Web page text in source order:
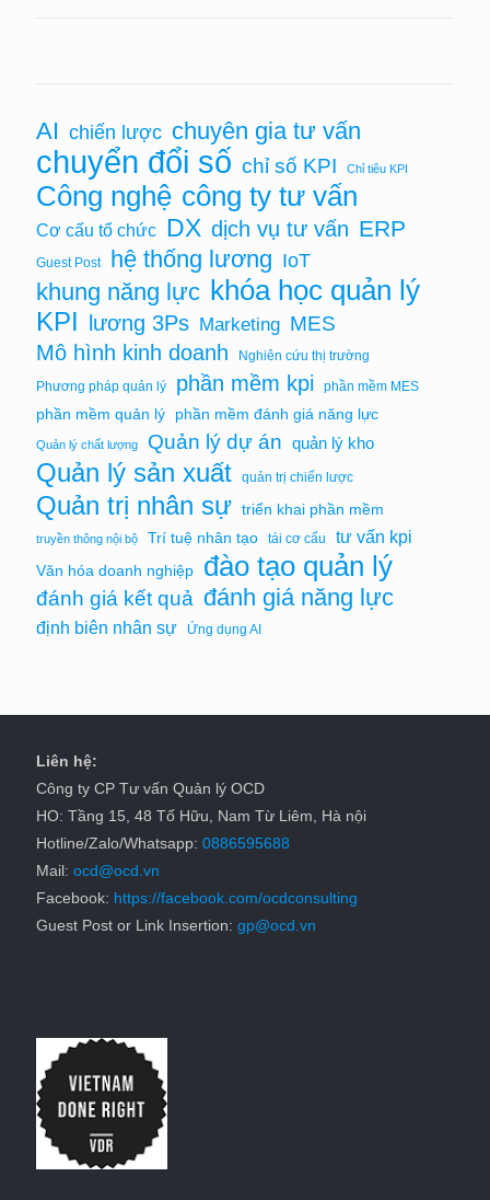
AI chiến lược chuyên gia tư vấn
chuyển đổi số chỉ số KPI Chỉ tiêu KPI
Công nghệ công ty tư vấn
Cơ cấu tổ chức DX dịch vụ tư vấn ERP
Guest Post hệ thống lương IoT
khung năng lực khóa học quản lý
KPI lương 3Ps Marketing MES
Mô hình kinh doanh
Nghiên cứu thị trường
Phương pháp quản lý
phần mềm kpi phần mềm MES
phần mềm quản lý phần mềm đánh giá năng lực
Quản lý chất lượng Quản lý dự án quản lý kho
Quản lý sản xuất quản trị chiến lược
Quản trị nhân sự triển khai phần mềm
truyền thông nội bộ Trí tuệ nhân tạo tái cơ cấu tư vấn kpi
Văn hóa doanh nghiệp đào tạo quản lý
đánh giá kết quả đánh giá năng lực
định biên nhân sự Ứng dụng AI
Liên hệ:
Công ty CP Tư vấn Quản lý OCD
HO: Tầng 15, 48 Tố Hữu, Nam Từ Liêm, Hà nội
Hotline/Zalo/Whatsapp: 0886595688
Mail: ocd@ocd.vn
Facebook: https://facebook.com/ocdconsulting
Guest Post or Link Insertion: gp@ocd.vn